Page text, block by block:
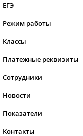
ЕГЭ
Режим работы
Классы
Платежные реквизиты
Сотрудники
Новости
Показатели
Контакты